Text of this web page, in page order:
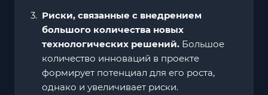
Риски, связанные с внедрением
большого количества новых
технологических решений. Большое
количество инноваций в проекте
формирует потенциал для его роста,
однако и увеличивает риски.